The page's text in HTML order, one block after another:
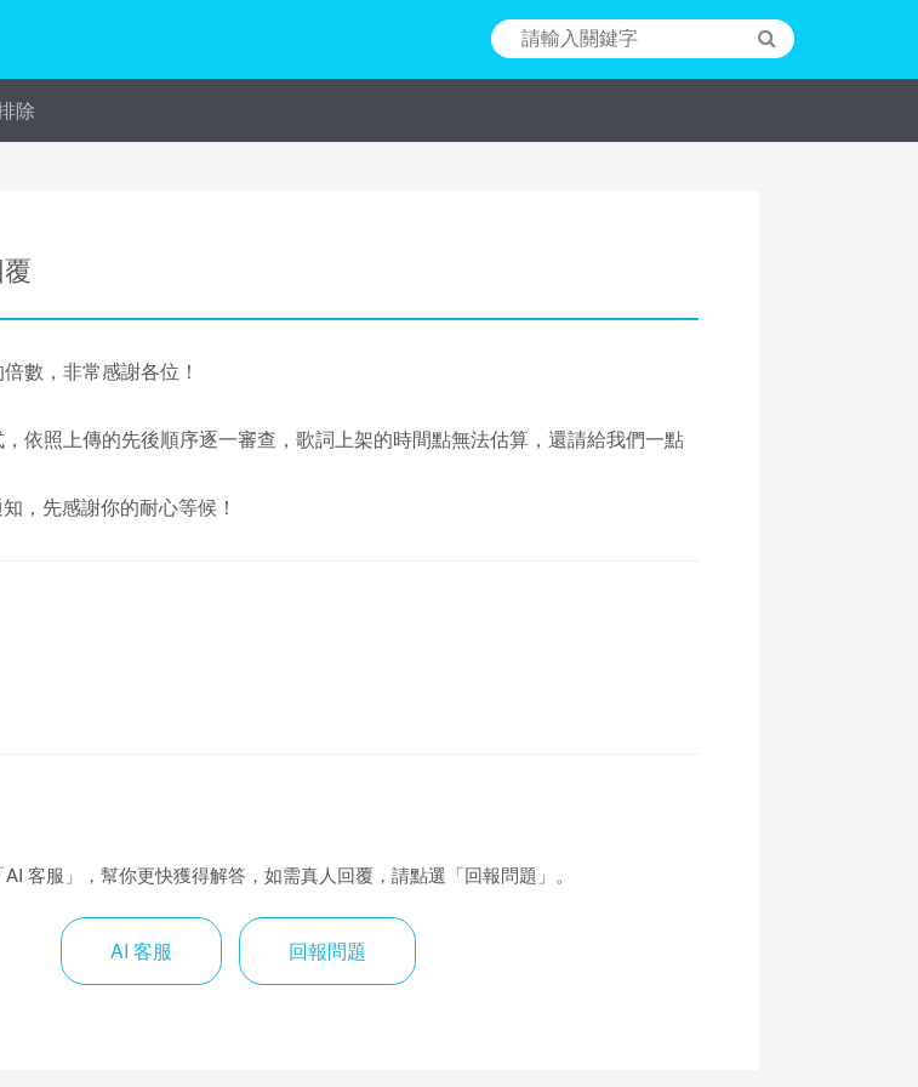
除
數，非常感謝各位！
依照上傳的先後順序逐一審查，歌詞上架的時間點無法估算，還請給我們一點
，先感謝你的耐心等候！
客服」，幫你更快獲得解答，如需真人回覆，請點選「回報問題」。
AI 客服 回報問題